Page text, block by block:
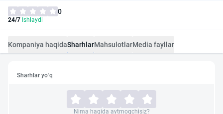
0
24/7 Ishlaydi
Kompaniya haqidaSharhlarMahsulotlarMedia fayllar
Sharhlar yo‘q
Nima haqida aytmoqchisiz?